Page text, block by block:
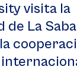
visita la
de La